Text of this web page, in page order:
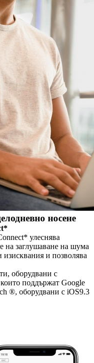
носене
улеснява
на заглушаване на шума
и позволява
оборудвани с
поддържат Google
®, оборудвани с iOS9.3